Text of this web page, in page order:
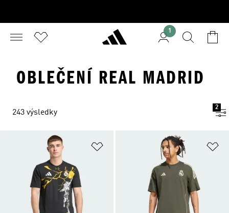
1
OBLEČENÍ REAL MADRID
243 výsledky
2
Přidat do seznamu přání